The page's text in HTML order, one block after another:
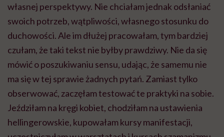
własnej perspektywy. Nie chciałam jednak odsłaniać
swoich potrzeb, wątpliwości, własnego stosunku do
duchowości. Ale im dłużej pracowałam, tym bardziej
czułam, że taki tekst nie byłby prawdziwy. Nie da się
mówić o poszukiwaniu sensu, udając, że samemu nie
ma się w tej sprawie żadnych pytań. Zamiast tylko
obserwować, zaczęłam testować te praktyki na sobie.
Jeździłam na kręgi kobiet, chodziłam na ustawienia
hellingerowskie, kupowałam kursy manifestacji,